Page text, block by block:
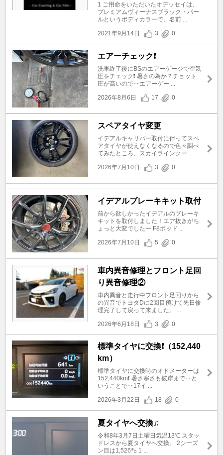
1 ご用命をいただいたオデッセイは、
プレミアムヴィーナスブラック・パー
ルというボディカラーで、名前 ...
2021年9月14日
3 0
エアーチェック❗️
洗車終了後にBSのエアーゲージで空気
圧をチェック❗️ 暑さの為か？チョット
圧が高いので‥エアーゲー ...
2026年8月6日
17 0
スペアタイヤ変更
イデアルキャリパー取付に伴ってスペ
アタイヤが使えなくなるので色々調べ
てみたところ、スカイラインクー ...
2026年7月10日
3 0
イデアルブレーキキット取付
前から欲しかったイデアルのブレーキ
キットを取付しました！エア抜きがち
ょっと大変でしたー F8ポッド ...
2026年7月10日
5 0
車内異音修理とフロント足回
り異音修理②
車内異音と走行中フロント足回りから
の異音でトヨタDに2回目預けて先日修
理完了して戻って来ました。 ...
2026年6月18日
3 0
標準タイヤに交換❗️（152,440
km）
標準タイヤに交換時のオドメーターは
152,440km❗️ 暑さ寒さも彼岸まで‥と
いうことで‥17イ ...
2026年3月22日
18 0
夏タイヤへ交換♫
令和8年3月7日土曜日気温13℃ スタッ
ドレスから夏タイヤへ交換。 2シーズ
ン目は1,526㌔ 1 ...